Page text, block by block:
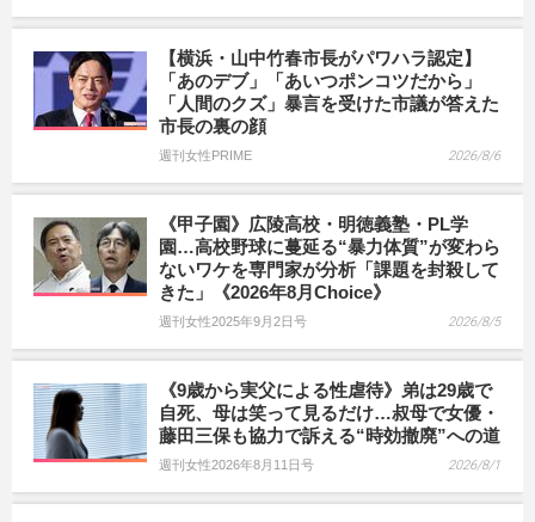
【横浜・山中竹春市長がパワハラ認定】
「あのデブ」「あいつポンコツだから」
「人間のクズ」暴言を受けた市議が答えた
市長の裏の顔
週刊女性PRIME 2026/8/6
《甲子園》広陵高校・明徳義塾・PL学
園…高校野球に蔓延る“暴力体質”が変わら
ないワケを専門家が分析「課題を封殺して
きた」《2026年8月Choice》
週刊女性2025年9月2日号 2026/8/5
《9歳から実父による性虐待》弟は29歳で
自死、母は笑って見るだけ…叔母で女優・
藤田三保も協力で訴える“時効撤廃”への道
週刊女性2026年8月11日号 2026/8/1